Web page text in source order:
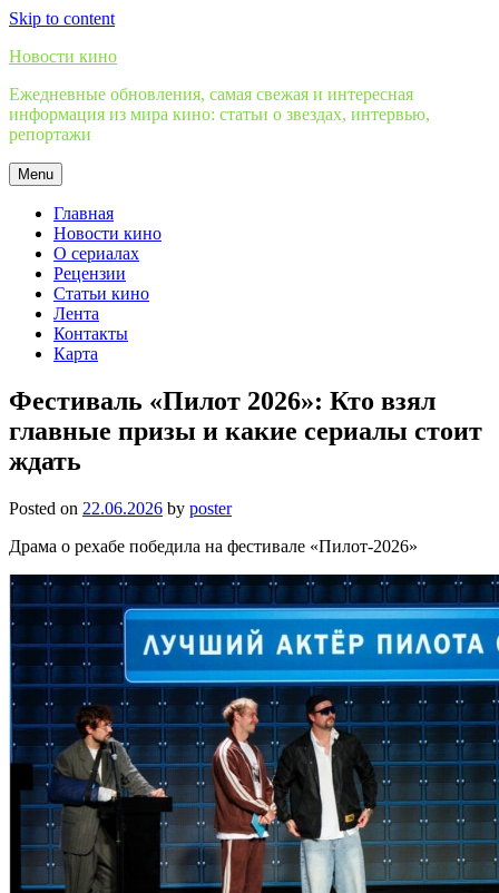
Skip to content
Новости кино
Ежедневные обновления, самая свежая и интересная
информация из мира кино: статьи о звездах, интервью,
репортажи
Menu
Главная
Новости кино
О сериалах
Рецензии
Статьи кино
Лента
Контакты
Карта
Фестиваль «Пилот 2026»: Кто взял
главные призы и какие сериалы стоит
ждать
Posted on 22.06.2026 by poster
Драма о рехабе победила на фестивале «Пилот-2026»